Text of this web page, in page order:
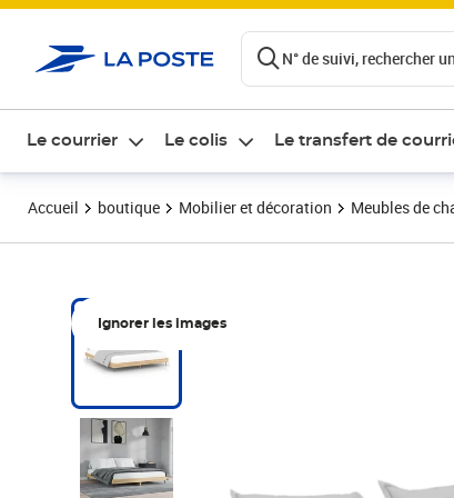
N° de suivi, rechercher
Le courrier Le colis Le transfert de
Accueil boutique Mobilier et décoration Meubles de
Ignorer les images